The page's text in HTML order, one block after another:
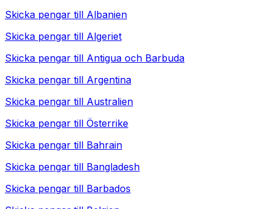
Skicka pengar till Albanien
Skicka pengar till Algeriet
Skicka pengar till Antigua och Barbuda
Skicka pengar till Argentina
Skicka pengar till Australien
Skicka pengar till Österrike
Skicka pengar till Bahrain
Skicka pengar till Bangladesh
Skicka pengar till Barbados